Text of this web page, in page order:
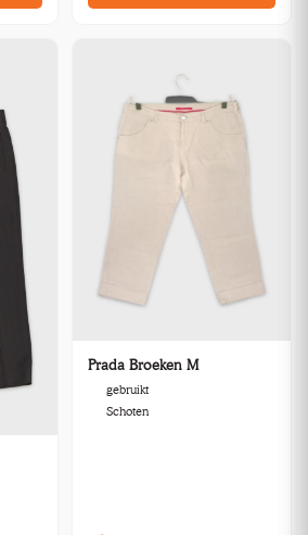
Prada Broeken M
gebruikt
Schoten